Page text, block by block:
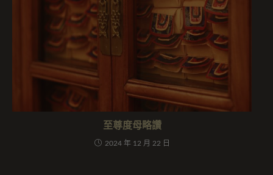
至尊度母略讚
2024 年 12 月 22 日